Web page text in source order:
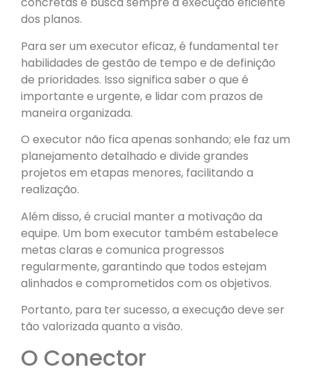
dos planos.
Para ser um executor eficaz, é fundamental ter
habilidades de gestão de tempo e de definição
de prioridades. Isso significa saber o que é
importante e urgente, e lidar com prazos de
maneira organizada.
O executor não fica apenas sonhando; ele faz um
planejamento detalhado e divide grandes
projetos em etapas menores, facilitando a
realização.
Além disso, é crucial manter a motivação da
equipe. Um bom executor também estabelece
metas claras e comunica progressos
regularmente, garantindo que todos estejam
alinhados e comprometidos com os objetivos.
Portanto, para ter sucesso, a execução deve ser
tão valorizada quanto a visão.
O Conector